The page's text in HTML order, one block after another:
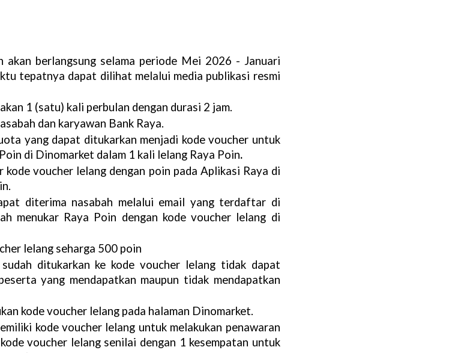
akan berlangsung selama periode Mei 2026 - Januari
tepatnya dapat dilihat melalui media publikasi resmi
1 (satu) kali perbulan dengan durasi 2 jam.
dan karyawan Bank Raya.
yang dapat ditukarkan menjadi kode voucher untuk
di Dinomarket dalam 1 kali lelang Raya Poin.
kode voucher lelang dengan poin pada Aplikasi Raya di
diterima nasabah melalui email yang terdaftar di
menukar Raya Poin dengan kode voucher lelang di
lelang seharga 500 poin
ditukarkan ke kode voucher lelang tidak dapat
yang mendapatkan maupun tidak mendapatkan
kode voucher lelang pada halaman Dinomarket.
kode voucher lelang untuk melakukan penawaran
voucher lelang senilai dengan 1 kesempatan untuk